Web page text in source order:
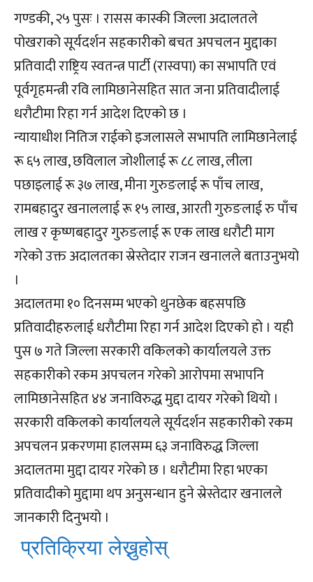
गण्डकी, २५ पुसः । रासस कास्की जिल्ला अदालतले
पोखराको सूर्यदर्शन सहकारीको बचत अपचलन मुद्दाका
प्रतिवादी राष्ट्रिय स्वतन्त्र पार्टी (रास्वपा) का सभापति एवं
पूर्वगृहमन्त्री रवि लामिछानेसहित सात जना प्रतिवादीलाई
धरौटीमा रिहा गर्न आदेश दिएको छ ।
न्यायाधीश नितिज राईको इजलासले सभापति लामिछानेलाई
रू ६५ लाख, छविलाल जोशीलाई रू ८८ लाख, लीला
पछाइलाई रू ३७ लाख, मीना गुरुङलाई रू पाँच लाख,
रामबहादुर खनाललाई रू १५ लाख, आरती गुरुङलाई रु पाँच
लाख र कृष्णबहादुर गुरुङलाई रू एक लाख धरौटी माग
गरेको उक्त अदालतका स्रेस्तेदार राजन खनालले बताउनुभयो
।
अदालतमा १० दिनसम्म भएको थुनछेक बहसपछि
प्रतिवादीहरुलाई धरौटीमा रिहा गर्न आदेश दिएको हो । यही
पुस ७ गते जिल्ला सरकारी वकिलको कार्यालयले उक्त
सहकारीको रकम अपचलन गरेको आरोपमा सभापनि
लामिछानेसहित ४४ जनाविरुद्ध मुद्दा दायर गरेको थियो ।
सरकारी वकिलको कार्यालयले सूर्यदर्शन सहकारीको रकम
अपचलन प्रकरणमा हालसम्म ६३ जनाविरुद्ध जिल्ला
अदालतमा मुद्दा दायर गरेको छ । धरौटीमा रिहा भएका
प्रतिवादीको मुद्दामा थप अनुसन्धान हुने स्रेस्तेदार खनालले
जानकारी दिनुभयो ।
प्रतिक्रिया लेख्नुहोस्